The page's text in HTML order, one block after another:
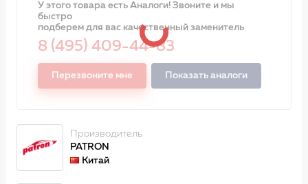
У этого товара есть Аналоги! Звоните и мы
быстро
подберем для вас качественный заменитель
8 (495) 409-44-83
Перезвоните мне Показать аналоги
Производитель
PATRON
Китай